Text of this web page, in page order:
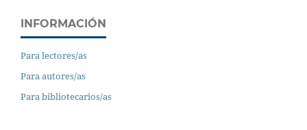
INFORMACIÓN
Para lectores/as
Para autores/as
Para bibliotecarios/as